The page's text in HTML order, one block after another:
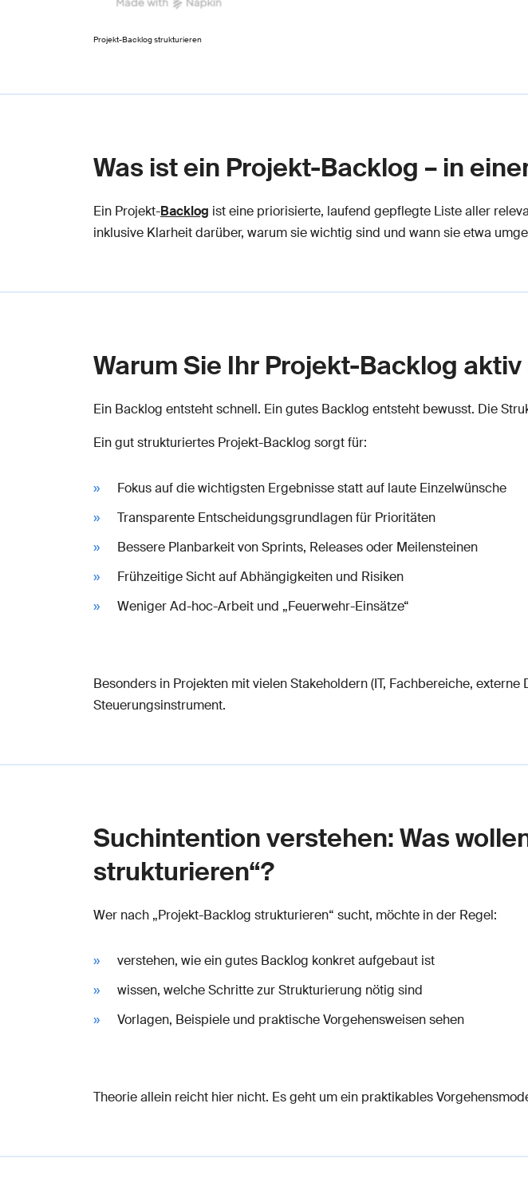
Projekt-Backlog strukturieren
Was ist ein Projekt-Backlog – in
Ein Projekt-Backlog ist eine priorisierte, laufend gepflegte Liste aller
inklusive Klarheit darüber, warum sie wichtig sind und wann sie etwa
Warum Sie Ihr Projekt-Backlog
Ein Backlog entsteht schnell. Ein gutes Backlog entsteht bewusst. Die
Ein gut strukturiertes Projekt-Backlog sorgt für:
Fokus auf die wichtigsten Ergebnisse statt auf laute Einzelwünsche
Transparente Entscheidungsgrundlagen für Prioritäten
Bessere Planbarkeit von Sprints, Releases oder Meilensteinen
Frühzeitige Sicht auf Abhängigkeiten und Risiken
Weniger Ad-hoc-Arbeit und „Feuerwehr-Einsätze“
Besonders in Projekten mit vielen Stakeholdern (IT, Fachbereiche,
Steuerungsinstrument.
Suchintention verstehen: Was
strukturieren“?
Wer nach „Projekt-Backlog strukturieren“ sucht, möchte in der Regel:
verstehen, wie ein gutes Backlog konkret aufgebaut ist
wissen, welche Schritte zur Strukturierung nötig sind
Vorlagen, Beispiele und praktische Vorgehensweisen sehen
Theorie allein reicht hier nicht. Es geht um ein praktikables